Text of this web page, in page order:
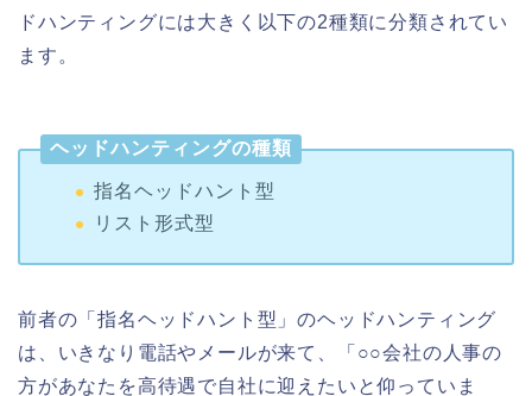
ドハンティングには大きく以下の2種類に分類されてい
ます。
ヘッドハンティングの種類
指名ヘッドハント型
リスト形式型
前者の「指名ヘッドハント型」のヘッドハンティング
は、いきなり電話やメールが来て、「○○会社の人事の
方があなたを高待遇で自社に迎えたいと仰っていま